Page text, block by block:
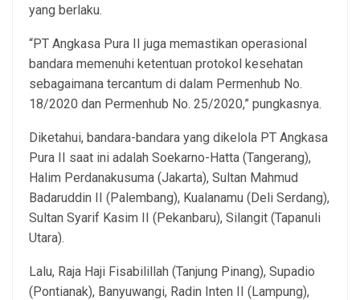
yang berlaku.
“PT Angkasa Pura II juga memastikan operasional
bandara memenuhi ketentuan protokol kesehatan
sebagaimana tercantum di dalam Permenhub No.
18/2020 dan Permenhub No. 25/2020,” pungkasnya.
Diketahui, bandara-bandara yang dikelola PT Angkasa
Pura II saat ini adalah Soekarno-Hatta (Tangerang),
Halim Perdanakusuma (Jakarta), Sultan Mahmud
Badaruddin II (Palembang), Kualanamu (Deli Serdang),
Sultan Syarif Kasim II (Pekanbaru), Silangit (Tapanuli
Utara).
Lalu, Raja Haji Fisabilillah (Tanjung Pinang), Supadio
(Pontianak), Banyuwangi, Radin Inten II (Lampung),